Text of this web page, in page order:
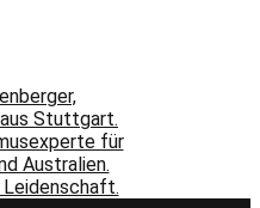
Stuttgart.
für
Australien.
Leidenschaft.